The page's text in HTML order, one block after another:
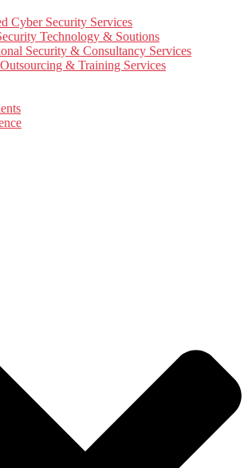
Cyber Security Services
Technology & Soutions
Security & Consultancy Services
& Training Services